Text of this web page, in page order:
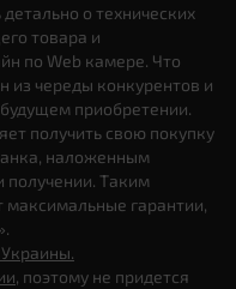
о технических
товара и
по Web камере. Что
из череды конкурентов и
приобретении.
получить свою покупку
наложенным
получении. Таким
максимальные гарантии,
, поэтому не придется